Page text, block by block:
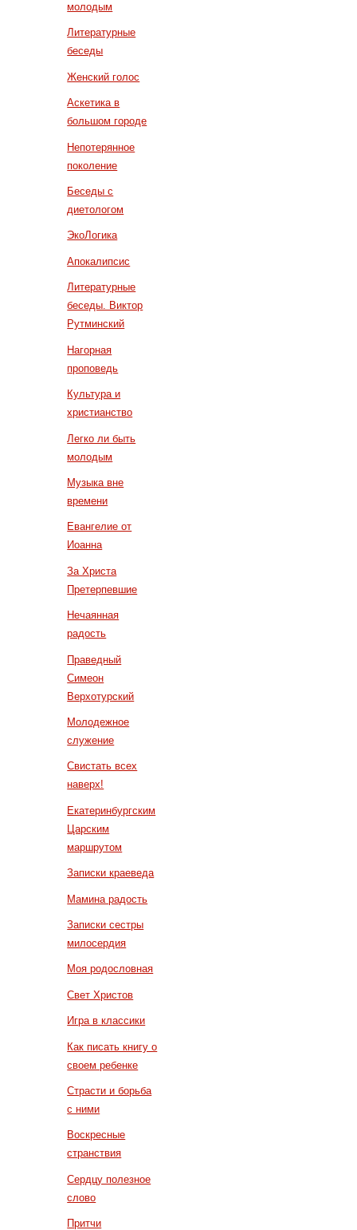
молодым
Литературные
беседы
Женский голос
Аскетика в
большом городе
Непотерянное
поколение
Беседы с
диетологом
ЭкоЛогика
Апокалипсис
Литературные
беседы. Виктор
Рутминский
Нагорная
проповедь
Культура и
христианство
Легко ли быть
молодым
Музыка вне
времени
Евангелие от
Иоанна
За Христа
Претерпевшие
Нечаянная
радость
Праведный
Симеон
Верхотурский
Молодежное
служение
Свистать всех
наверх!
Екатеринбургским
Царским
маршрутом
Записки краеведа
Мамина радость
Записки сестры
милосердия
Моя родословная
Свет Христов
Игра в классики
Как писать книгу о
своем ребенке
Страсти и борьба
с ними
Воскресные
странствия
Сердцу полезное
слово
Притчи